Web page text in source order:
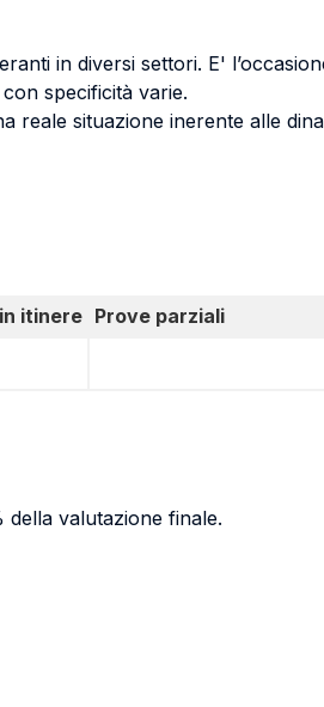
in diversi settori. E'
specificità varie.
reale situazione inerente alle
itinere Prove parziali
valutazione finale.